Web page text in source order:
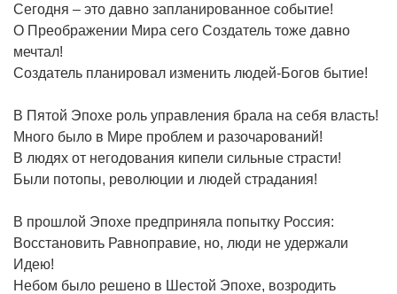
Сегодня – это давно запланированное событие!
О Преображении Мира сего Создатель тоже давно
мечтал!
Создатель планировал изменить людей-Богов бытие!
В Пятой Эпохе роль управления брала на себя власть!
Много было в Мире проблем и разочарований!
В людях от негодования кипели сильные страсти!
Были потопы, революции и людей страдания!
В прошлой Эпохе предприняла попытку Россия:
Восстановить Равноправие, но, люди не удержали
Идею!
Небом было решено в Шестой Эпохе, возродить